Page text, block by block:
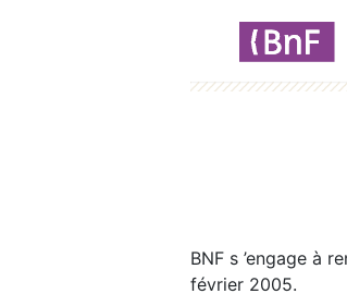
BNF s ’engage à
février 2005.